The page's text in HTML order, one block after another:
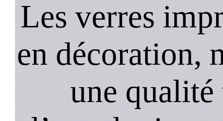
Les verres
en décoration,
une